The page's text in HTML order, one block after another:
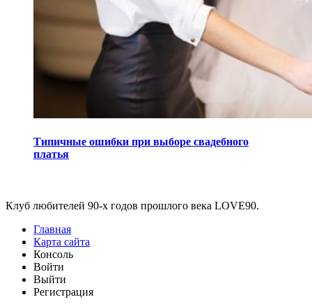
Типичные ошибки при выборе свадебного
платья
Клуб любителей 90-х годов прошлого века LOVE90.
Главная
Карта сайта
Консоль
Войти
Выйти
Регистрация